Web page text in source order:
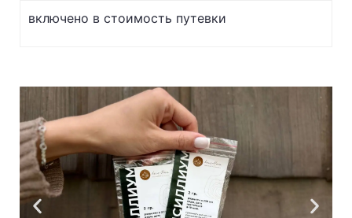
включено в стоимость путевки